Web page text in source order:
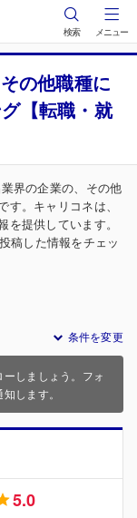
検索 メニュー
の他職種に
【転職・就
界の企業の、その他
。キャリコネは、
提供しています。
稿した情報をチェッ
条件を変更
しましょう。フォ
します。
5.0